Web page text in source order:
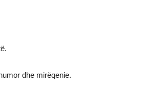
dhe mirëqenie.